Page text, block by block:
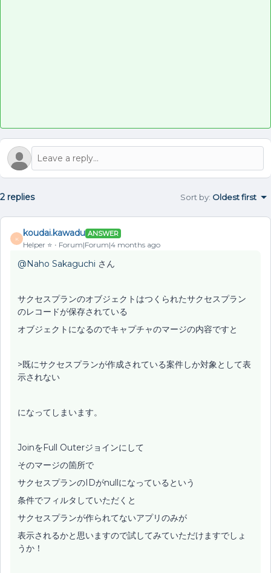
2 replies Sort by: Oldest first
K
koudai.kawadu ANSWER
Helper ⭐️ Forum|Forum|4 months ago
@Naho Sakaguchi さん
サクセスプランのオブジェクトはつくられたサクセスプラン
のレコードが保存されている
オブジェクトになるのでキャプチャのマージの内容ですと
>既にサクセスプランが作成されている案件しか対象として表
示されない
になってしまいます。
JoinをFull Outerジョインにして
そのマージの箇所で
サクセスプランのIDがnullになっているという
条件でフィルタしていただくと
サクセスプランが作られてないアプリのみが
表示されるかと思いますので試してみていただけますでしょ
うか！